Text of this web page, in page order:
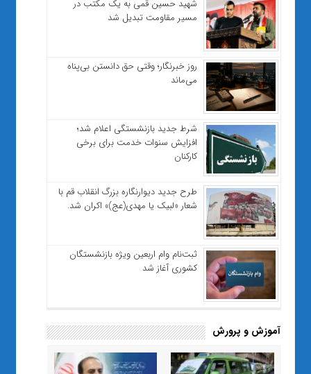
شهید حسین قمی به یک مکتب در
مسیر مقاومت تبدیل شد
روز خبرنگار؛ وقتی حق دانستن بی‌پناه
می‌ماند
شرط جدید بازنشستگی اعلام شد؛
افزایش سنوات خدمت برای برخی
کارکنان
طرح جدید دیوارنگاره بزرگ انقلاب قم با
شعار «لبیک یا مهدی(عج)» اکران شد.
ثبت‌نام وام اربعین ویژه بازنشستگان
کشوری آغاز شد
آموزش و پرورش